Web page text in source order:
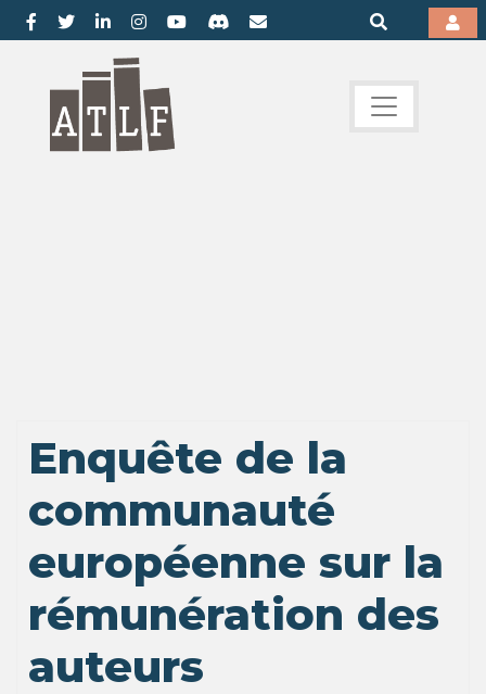
Enquête de la
communauté
européenne sur la
rémunération des
auteurs